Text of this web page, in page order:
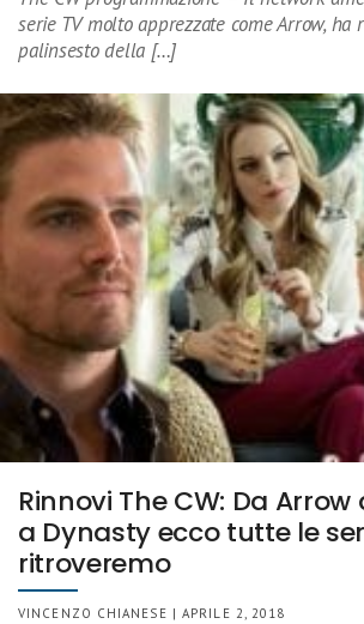
serie TV molto apprezzate come Arrow, ha
palinsesto della […]
Rinnovi The CW: Da Arrow
a Dynasty ecco tutte le
ritroveremo
VINCENZO CHIANESE | APRILE 2, 2018